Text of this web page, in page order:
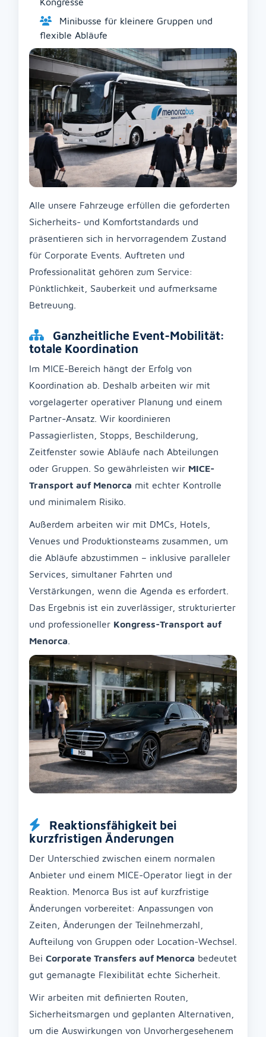
Minibusse für kleinere Gruppen und
flexible Abläufe
Alle unsere Fahrzeuge erfüllen die geforderten
Sicherheits- und Komfortstandards und
präsentieren sich in hervorragendem Zustand
für Corporate Events. Auftreten und
Professionalität gehören zum Service:
Pünktlichkeit, Sauberkeit und aufmerksame
Betreuung.
Ganzheitliche Event-Mobilität:
totale Koordination
Im MICE-Bereich hängt der Erfolg von
Koordination ab. Deshalb arbeiten wir mit
vorgelagerter operativer Planung und einem
Partner-Ansatz. Wir koordinieren
Passagierlisten, Stopps, Beschilderung,
Zeitfenster sowie Abläufe nach Abteilungen
oder Gruppen. So gewährleisten wir MICE-
Transport auf Menorca mit echter Kontrolle
und minimalem Risiko.
Außerdem arbeiten wir mit DMCs, Hotels,
Venues und Produktionsteams zusammen, um
die Abläufe abzustimmen – inklusive paralleler
Services, simultaner Fahrten und
Verstärkungen, wenn die Agenda es erfordert.
Das Ergebnis ist ein zuverlässiger, strukturierter
und professioneller Kongress-Transport auf
Menorca
Reaktionsfähigkeit bei
kurzfristigen Änderungen
Der Unterschied zwischen einem normalen
Anbieter und einem MICE-Operator liegt in der
Reaktion. Menorca Bus ist auf kurzfristige
Änderungen vorbereitet: Anpassungen von
Zeiten, Änderungen der Teilnehmerzahl,
Aufteilung von Gruppen oder Location-Wechsel.
Bei Corporate Transfers auf Menorca bedeutet
gut gemanagte Flexibilität echte Sicherheit.
Wir arbeiten mit definierten Routen,
Sicherheitsmargen und geplanten Alternativen,
um die Auswirkungen von Unvorhergesehenem